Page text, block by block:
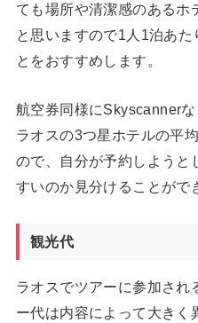
ても場所や清潔感のあるホ
と思いますので1人1泊あ
とをおすすめします。
航空券同様にSkyscannerな
ラオスの3つ星ホテルの平
ので、自分が予約しようと
すいのか見分けることがで
観光代
ラオスでツアーに参加され
ー代は内容によって大きく